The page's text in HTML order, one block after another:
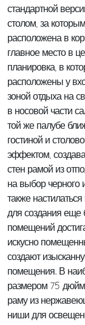
стандартной
столом, за
расположена в
главное место в
планировка, в
расположены у
зоной отдыха на
в носовой части
той же палубе
гостиной и
эффектом,
стен рамой из
на выбор черного
также
для создания
помещений
искусно
создают
помещения. В
размером 75
раму из
ниши для